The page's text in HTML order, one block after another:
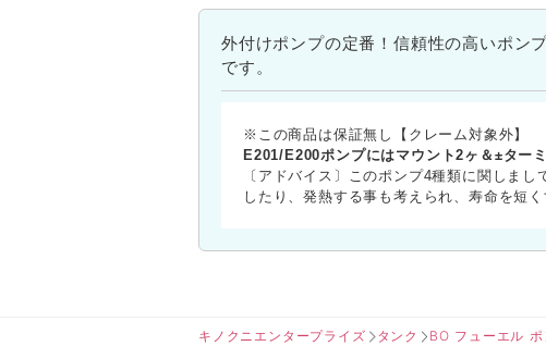
外付けポンプの定番！信頼性の高いポン
です。
※この商品は保証無し【クレーム対象外】
E201/E200ポンプにはマウント2ヶ＆±ター
〔アドバイス〕このポンプ4種類に関しま
したり、発熱する事も考えられ、寿命を短く
キノクニエンタープライズ タンク BO フューエル ポ